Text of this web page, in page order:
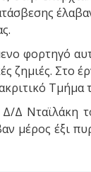
φορτηγό
ζημιές. Στο
Τμήμα
Δ
μέρος έξι